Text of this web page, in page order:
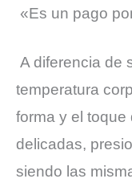
«Es un pago
A diferencia de
temperatura
forma y el
delicadas,
siendo las